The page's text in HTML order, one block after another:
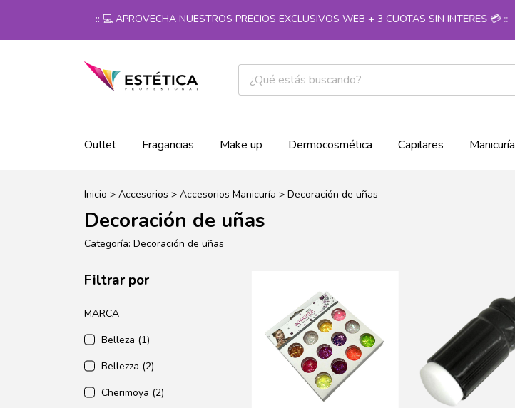
:: 💻 APROVECHA NUESTROS PRECIOS EXCLUSIVOS WEB + 3 CUOTAS SIN INTERES 💳 ::
Outlet Fragancias Make up Dermocosmética Capilares Manicuría
Inicio > Accesorios > Accesorios Manicuría > Decoración de uñas
Decoración de uñas
Categoría: Decoración de uñas
Filtrar por
MARCA
Belleza (1)
Bellezza (2)
Cherimoya (2)